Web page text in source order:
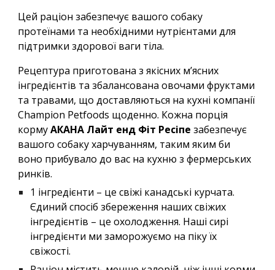
Цей раціон забезпечує вашого собаку
протеїнами та необхідними нутрієнтами для
підтримки здорової ваги тіла.
Рецептура приготована з якісних м’ясних
інгредієнтів та збалансована овочами фруктами
та травами, що доставляються на кухні компанії
Champion Petfoods щоденно. Кожна порція
кормуАКАНА Лайт енд Фіт Ресіпе забезпечує
вашого собаку харчуванням, таким яким би
воно прибувало до вас на кухню з фермерських
ринків.
1 інгредієнти – це свіжі канадські курчата.
Єдиний спосіб збереження наших свіжих
інгредієнтів – це охолодження. Наші сирі
інгредієнти ми заморожуємо на піку їх
свіжості.